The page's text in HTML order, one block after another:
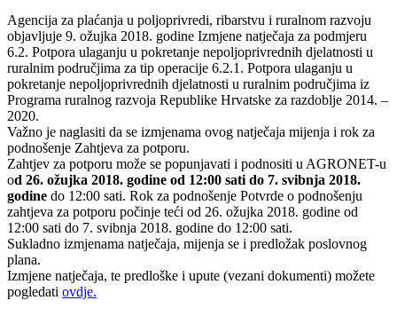
Agencija za plaćanja u poljoprivredi, ribarstvu i ruralnom razvoju
objavljuje 9. ožujka 2018. godine Izmjene natječaja za podmjeru
6.2. Potpora ulaganju u pokretanje nepoljoprivrednih djelatnosti u
ruralnim područjima za tip operacije 6.2.1. Potpora ulaganju u
pokretanje nepoljoprivrednih djelatnosti u ruralnim područjima iz
Programa ruralnog razvoja Republike Hrvatske za razdoblje 2014. –
2020.
Važno je naglasiti da se izmjenama ovog natječaja mijenja i rok za
podnošenje Zahtjeva za potporu.
Zahtjev za potporu može se popunjavati i podnositi u AGRONET-u
od 26. ožujka 2018. godine od 12:00 sati do 7. svibnja 2018.
godine do 12:00 sati. Rok za podnošenje Potvrde o podnošenju
zahtjeva za potporu počinje teći od 26. ožujka 2018. godine od
12:00 sati do 7. svibnja 2018. godine do 12:00 sati.
Sukladno izmjenama natječaja, mijenja se i predložak poslovnog
plana.
Izmjene natječaja, te predloške i upute (vezani dokumenti) možete
pogledati ovdje.